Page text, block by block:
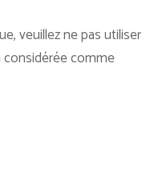
veuillez ne pas utiliser
comme